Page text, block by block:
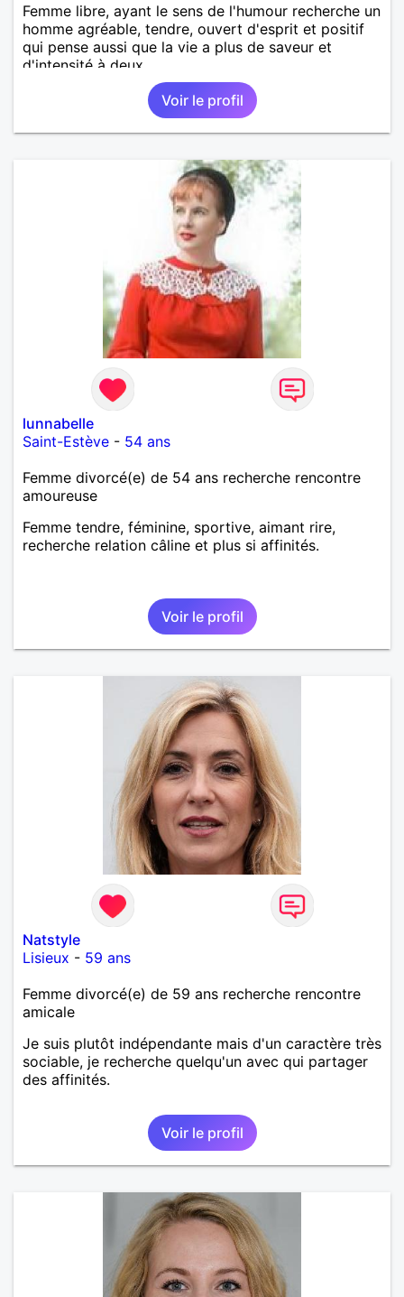
Femme libre, ayant le sens de l'humour recherche un
homme agréable, tendre, ouvert d'esprit et positif
qui pense aussi que la vie a plus de saveur et
d'intensité à deux.
Voir le profil
lunnabelle
Saint-Estève - 54 ans
Femme divorcé(e) de 54 ans recherche rencontre
amoureuse
Femme tendre, féminine, sportive, aimant rire,
recherche relation câline et plus si affinités.
Voir le profil
Natstyle
Lisieux - 59 ans
Femme divorcé(e) de 59 ans recherche rencontre
amicale
Je suis plutôt indépendante mais d'un caractère très
sociable, je recherche quelqu'un avec qui partager
des affinités.
Voir le profil